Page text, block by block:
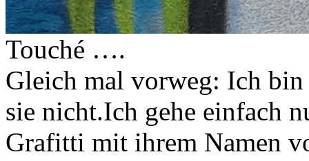
Touché ….
Gleich mal vorweg: Ich
sie nicht.Ich gehe einfach
Grafitti mit ihrem Namen